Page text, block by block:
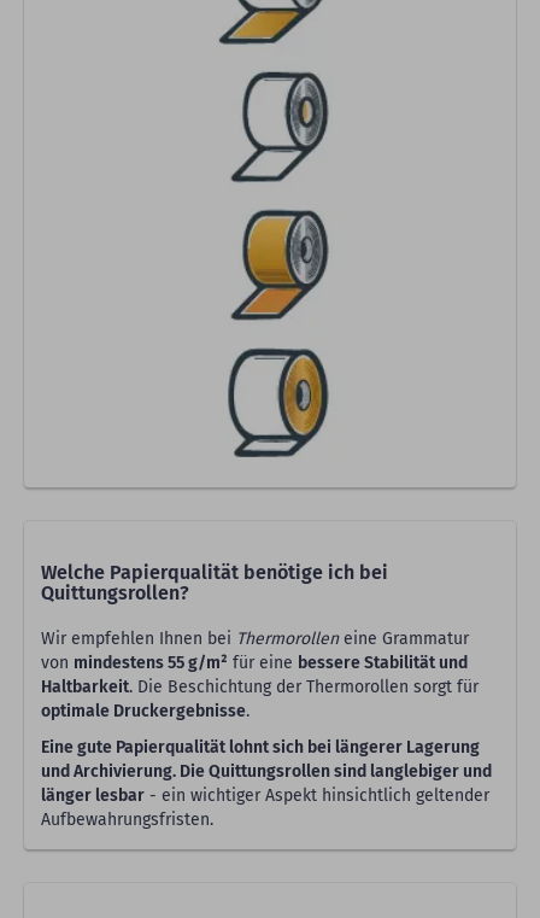
Welche Papierqualität benötige ich bei
Quittungsrollen?
Wir empfehlen Ihnen bei Thermorolleneine Grammatur
von mindestens 55 g/m² für eine bessere Stabilität und
Haltbarkeit. Die Beschichtung der Thermorollen sorgt für
optimale Druckergebnisse.
Eine gute Papierqualität lohnt sich bei längerer Lagerung
und Archivierung. Die Quittungsrollen sind langlebiger und
länger lesbar - ein wichtiger Aspekt hinsichtlich geltender
Aufbewahrungsfristen.